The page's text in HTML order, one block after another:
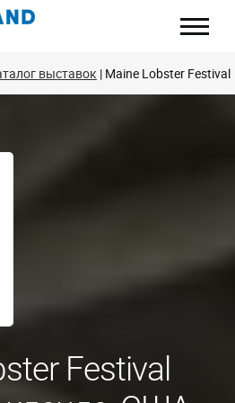
выставок Maine Lobster Festival
Festival